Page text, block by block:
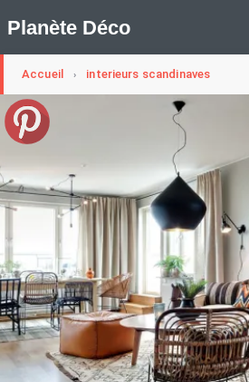
Planète Déco
🛍︎ Shop Planète Déco
Appartement Design Cabanes
Design Suédois En Quelques Photos
Idées Déco En 10 Photos
La
Maison En Ville
Méli-Mélo Suédois
Tendance
Interieurs Scandinaves
La Décoration Selon Votre Signe
Les Trouvailles Déco Du Jour
Loft
Maison Appartement Écologique
Maison Container/container House
Accueil › interieurs scandinaves